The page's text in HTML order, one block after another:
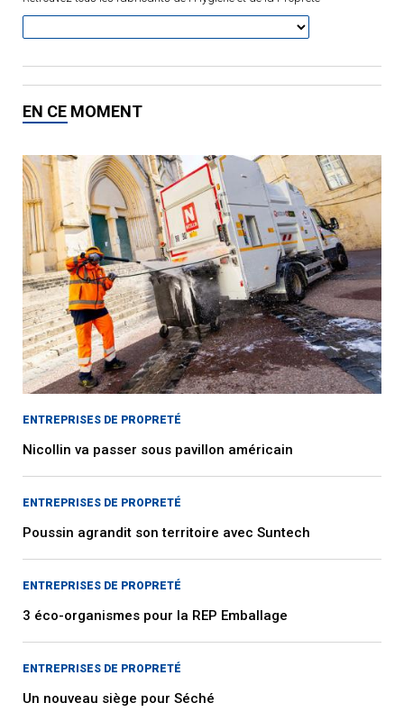
EN CE MOMENT
ENTREPRISES DE PROPRETÉ
Nicollin va passer sous pavillon américain
ENTREPRISES DE PROPRETÉ
Poussin agrandit son territoire avec Suntech
ENTREPRISES DE PROPRETÉ
3 éco-organismes pour la REP Emballage
ENTREPRISES DE PROPRETÉ
Un nouveau siège pour Séché